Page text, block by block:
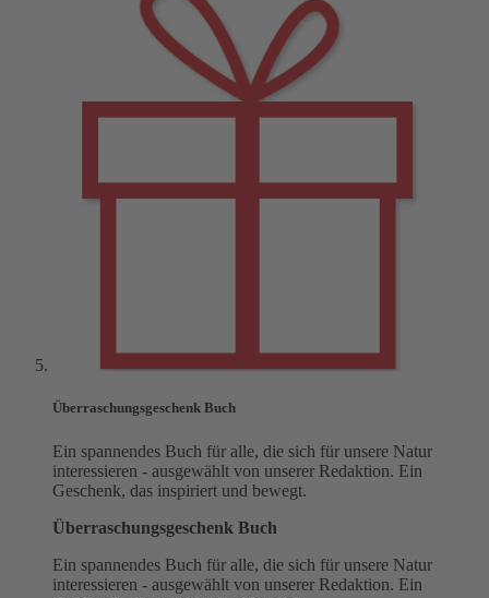
Überraschungsgeschenk Buch
Ein spannendes Buch für alle, die sich für unsere Natur
interessieren - ausgewählt von unserer Redaktion. Ein
Geschenk, das inspiriert und bewegt.
Überraschungsgeschenk Buch
Ein spannendes Buch für alle, die sich für unsere Natur
interessieren - ausgewählt von unserer Redaktion. Ein